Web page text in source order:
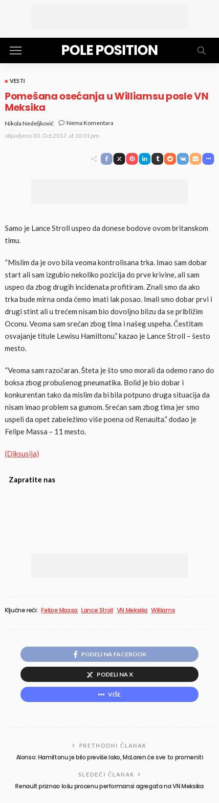
POLE POSITION
VESTI
Pomešana osećanja u Williamsu posle VN
Meksika
Nikola Nedeljković
Nema Komentara
objavljeno30. Oct 2017. at 10:01 pm
Samo je Lance Stroll uspeo da donese bodove ovom britanskom
timu.
“Mislim da je ovo bila veoma kontrolisana trka. Imao sam dobar
start ali sam izgubio nekoliko pozicija do prve krivine, ali sam
uspeo da zbog drugih incidenata profitiram. Znali smo da ako
trka bude mirna onda ćemo imati lak posao. Imali smo dobar prvi i
drugi stint ali u trećem nisam bio dovoljno blizu da se približim
Oconu. Veoma sam srećan zbog tima i našeg uspeha. Čestitam
osvajanje titule Lewisu Hamiltonu.” kazao je Lance Stroll – šesto
mesto.
“Veoma sam razočaran. Šteta je što smo morali da odemo rano do
boksa zbog probušenog pneumatika. Bolid je bio dobar i
konkurentan tako da mislim da bi bila potpuno druga situacija da
nisam imao problem sa gumom. Srećan sam zbog tima jer smo
uspeli da opet zabeležimo više poena od Renaulta.” dodao je
Felipe Massa – 11 mesto.
(Diksusija)
Zapratite nas
Ključne reči: Felipe Massa Lance Stroll VN Meksika Williams
PODELI NA FACEBOOK
PODELI NA X
VIŠE
PRETHODNI ČLANAK
Alonso: Hamiltonu je bilo previše lako, McLaren će sve to promeniti
SLEDEĆI ČLANAK
Renault priznao lošu procenu performansi agregata na VN Meksika